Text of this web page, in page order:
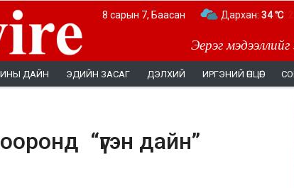
Эерэг
8 сарын 7, Баасан Дархан: 34 ℃
ДАЙН ЭДИЙН ЗАСАГ ДЭЛХИЙ ИРГЭНИЙ ӨНЦӨГ
“үгэн дайн”